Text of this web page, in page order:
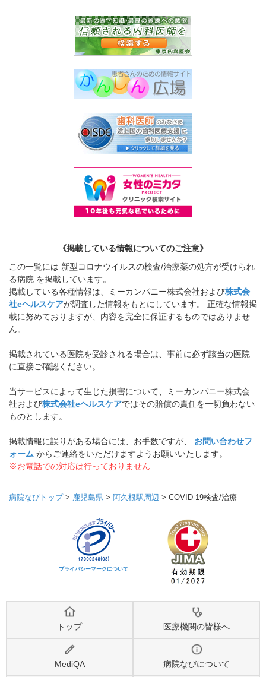
《掲載している情報についてのご注意》
この一覧には 新型コロナウイルスの検査/治療薬の処方が受けられ
る病院 を掲載しています。
掲載している各種情報は、ミーカンパニー株式会社および株式会
社eヘルスケアが調査した情報をもとにしています。 正確な情報掲
載に努めておりますが、内容を完全に保証するものではありませ
ん。
掲載されている医院を受診される場合は、事前に必ず該当の医院
に直接ご確認ください。
当サービスによって生じた損害について、ミーカンパニー株式会
社および株式会社eヘルスケアではその賠償の責任を一切負わない
ものとします。
掲載情報に誤りがある場合には、お手数ですが、 お問い合わせフ
ォーム からご連絡をいただけますようお願いいたします。
※お電話での対応は行っておりません
病院なびトップ> 鹿児島県 > 阿久根駅周辺 > COVID-19検査/治療
プライバシーマークについて
トップ 医療機関の皆様へ
MediQA 病院なびについて